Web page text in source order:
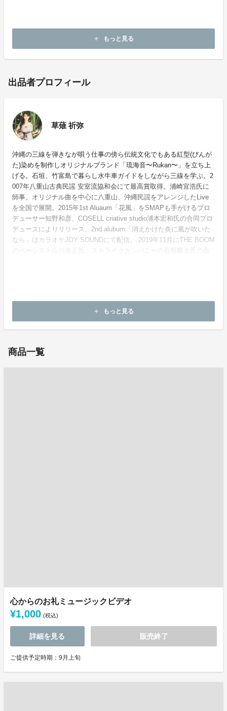
add もっと見る
出品者プロフィール
草薙 祈弥
沖縄の三線を弾きなが唄う仕事の傍ら伝統文化でもある紅型(びんが
た)染めを制作しオリジナルブランド「琉海音〜Rukan〜」を立ち上
げる。石垣、竹富島で暮らし水牛車ガイドをしながら三線を学ぶ。2
007年八重山古典民謡 安室流協和会にて最高賞取得。浦崎宜浩氏に
師事。オリジナル曲を中心に八重山、沖縄民謡をアレンジしたLive
を全国で展開。2015年1st Aluaum「花風」をSMAPも手がけるプロ
デューサー知野和彦、COSELL criative studio浦本宏和氏の合同プロ
デュースによりリリース。2nd alubum「消えかけた炎に風が吹いた
なら」はカラオケJOY SOUNDにて配信。 2019年11月にTHE BOOM
のベーシスト山川浩正氏、ストライクカンパニーの石垣隆太氏の合
add もっと見る
商品一覧
心からのお礼ミュージックビデオ
¥1,000 (税込)
詳細を見る 販売終了
ご提供予定時期：9月上旬